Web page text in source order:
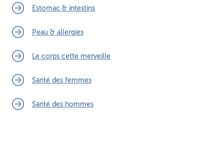
Estomac & intestins
Peau & allergies
Le corps cette merveille
Santé des femmes
Santé des hommes